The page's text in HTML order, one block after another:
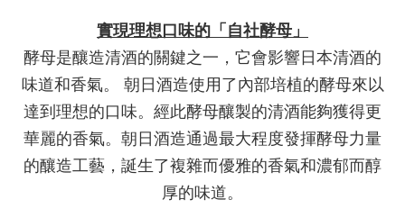
實現理想口味的「自社酵母」
酵母是釀造清酒的關鍵之一，它會影響日本清酒的
味道和香氣。 朝日酒造使用了內部培植的酵母來以
達到理想的口味。經此酵母釀製的清酒能夠獲得更
華麗的香氣。朝日酒造通過最大程度發揮酵母力量
的釀造工藝，誕生了複雜而優雅的香氣和濃郁而醇
厚的味道。